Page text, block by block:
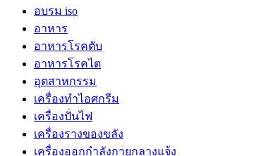
อบรม iso
อาหาร
อาหารโรคตับ
อาหารโรคไต
อุตสาหกรรม
เครื่องทำไอศกรีม
เครื่องปั่นไฟ
เครื่องรางของขลัง
เครื่องออกกำลังกายกลางแจ้ง